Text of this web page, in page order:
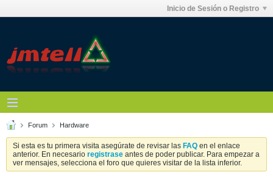
Inicio de Sesión o Registro
Forum Hardware
Si esta es tu primera visita asegúrate de revisar las FAQ en el enlace
anterior. En necesario registrase antes de poder publicar. Para empezar a
ver mensajes, selecciona el foro que quieres visitar de la lista inferior.